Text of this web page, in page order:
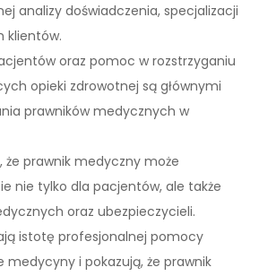
analizy doświadczenia, specjalizacji
klientów.
oraz pomoc w rozstrzyganiu
opieki zdrowotnej są głównymi
prawników medycznych w
prawnik medyczny może
nie tylko dla pacjentów, ale także
oraz ubezpieczycieli.
istotę profesjonalnej pomocy
medycyny i pokazują, że prawnik